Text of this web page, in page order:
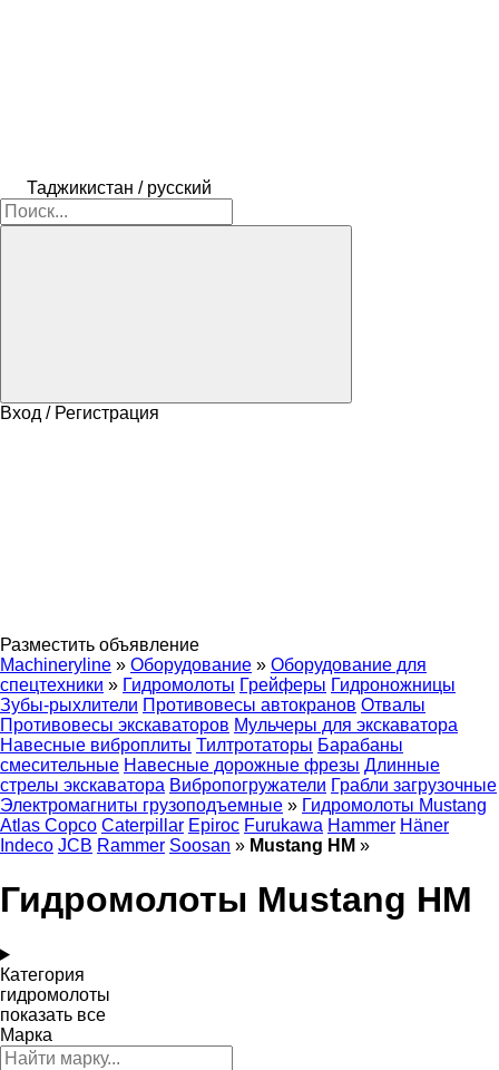
Таджикистан / русский
Вход / Регистрация
Разместить объявление
Machineryline » Оборудование » Оборудование для
спецтехники » Гидромолоты Грейферы Гидроножницы
Зубы-рыхлители Противовесы автокранов Отвалы
Противовесы экскаваторов Мульчеры для экскаватора
Навесные виброплиты Тилтротаторы Барабаны
смесительные Навесные дорожные фрезы Длинные
стрелы экскаватора Вибропогружатели Грабли загрузочные
Электромагниты грузоподъемные » Гидромолоты Mustang
Atlas Copco Caterpillar Epiroc Furukawa Hammer Häner
Indeco JCB Rammer Soosan » Mustang HM »
Гидромолоты Mustang HM
Категория
гидромолоты
показать все
Марка